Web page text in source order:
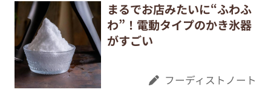
まるでお店みたいに“ふわふ
わ”！電動タイプのかき氷器
がすごい
フーディストノート